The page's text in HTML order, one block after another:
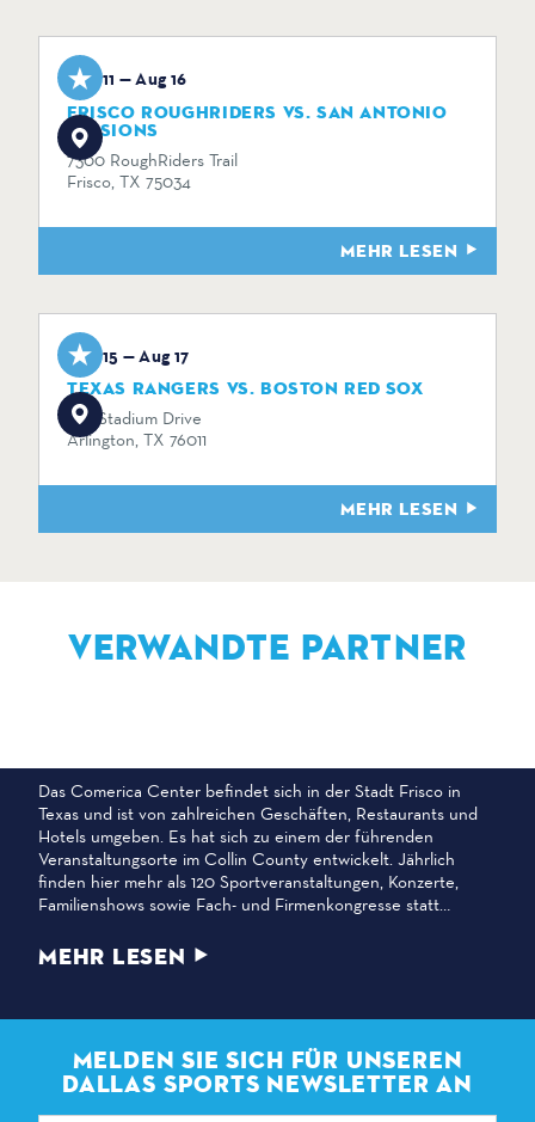
Aug 11 — Aug 16
FRISCO ROUGHRIDERS VS. SAN ANTONIO
MISSIONS
7300 RoughRiders Trail
Frisco, TX 75034
MEHR LESEN
Aug 15 — Aug 17
TEXAS RANGERS VS. BOSTON RED SOX
734 Stadium Drive
Arlington, TX 76011
MEHR LESEN
VERWANDTE PARTNER
Das Comerica Center befindet sich in der Stadt Frisco in
Texas und ist von zahlreichen Geschäften, Restaurants und
Hotels umgeben. Es hat sich zu einem der führenden
Veranstaltungsorte im Collin County entwickelt. Jährlich
finden hier mehr als 120 Sportveranstaltungen, Konzerte,
Familienshows sowie Fach- und Firmenkongresse statt…
MEHR LESEN
MELDEN SIE SICH FÜR UNSEREN
DALLAS SPORTS NEWSLETTER AN